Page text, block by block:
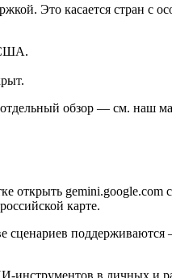
Это касается стран с
США.
обзор — см. наш
gemini.google.com
карте.
инструментов в личных